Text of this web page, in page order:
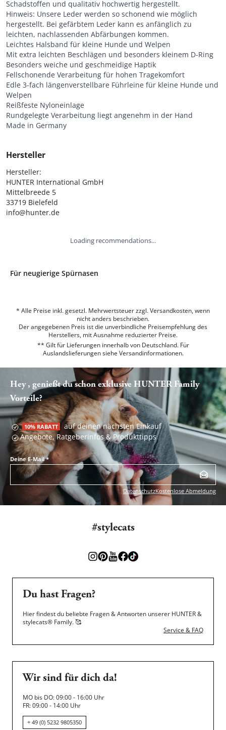
Schadstoffen und qualitativ hochwertig hergestellt.
Hinweis: Unsere Leder werden so schonend wie möglich
hergestellt. Bei gefärbtem Leder kann es anfänglich zu
leichten, nachlassenden Abfärbungen kommen.
Leichtes Halsband für kleine Hunde und Welpen
Mit extra leichten Beschlägen und besonders kleinem D-Ring
Besonders weiche und geschmeidige Haptik
Fellschonende Verarbeitung für hohen Tragekomfort
Edle 3-fach längenverstellbare Führleine für kleine Hunde und
Welpen
Reißfeste Nyloneinlage
Rundgelegte Verarbeitung liegt angenehm in der Hand
Made in Germany
Hersteller
Hersteller:
HUNTER International GmbH
Mittelbreede 5
33719 Bielefeld
info@hunter.de
Loading recommendations...
Für neugierige Spürnasen
* Alle Preise inkl. gesetzl. Mehrwertsteuer zzgl. Versandkosten, wenn
nicht anders beschrieben.
Der angegebenen Preis ist die unverbindliche Preisempfehlung des
Herstellers, mit Ausnahme reduzierter Preise.
** Gilt für Lieferungen innerhalb von Deutschland. Für
Auslandslieferungen siehe Versandinformationen.
Hey , genießt du schon exklusive HUNTER Family
Vorteile?
10% RABATT auf deinen nächsten Einkauf
Angebote, Ratgeberinfos & Produkttipps
Deine E-Mail*
DatenschutzKostenlose Abmeldung
#stylecats
Du hast Fragen?
Hier findest du beliebte Fragen & Antworten unserer HUNTER &
stylecats® Family.🥰
Service & FAQ
Wir sind für dich da!
MO bis DO: 09:00 - 16:00 Uhr
FR: 09:00 - 14:00 Uhr
+ 49 (0) 5232 9805350